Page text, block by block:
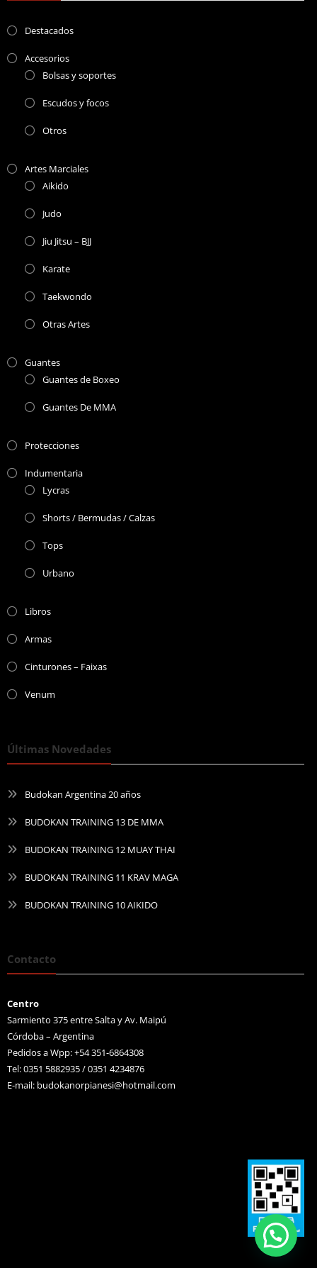
Destacados
Accesorios
Bolsas y soportes
Escudos y focos
Otros
Artes Marciales
Aikido
Judo
Jiu Jitsu – BJJ
Karate
Taekwondo
Otras Artes
Guantes
Guantes de Boxeo
Guantes De MMA
Protecciones
Indumentaria
Lycras
Shorts / Bermudas / Calzas
Tops
Urbano
Libros
Armas
Cinturones – Faixas
Venum
Últimas Novedades
Budokan Argentina 20 años
BUDOKAN TRAINING 13 DE MMA
BUDOKAN TRAINING 12 MUAY THAI
BUDOKAN TRAINING 11 KRAV MAGA
BUDOKAN TRAINING 10 AIKIDO
Contacto
Centro
Sarmiento 375 entre Salta y Av. Maipú
Córdoba – Argentina
Pedidos a Wpp: +54 351-6864308
Tel: 0351 5882935 / 0351 4234876
E-mail: budokanorpianesi@hotmail.com